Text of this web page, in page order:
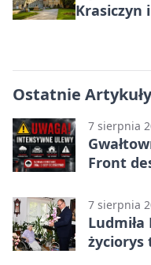
Krasiczyn
Ostatnie Artykuły
7 sierpnia
Front
7 sierpnia
Ludmiła
życiorys